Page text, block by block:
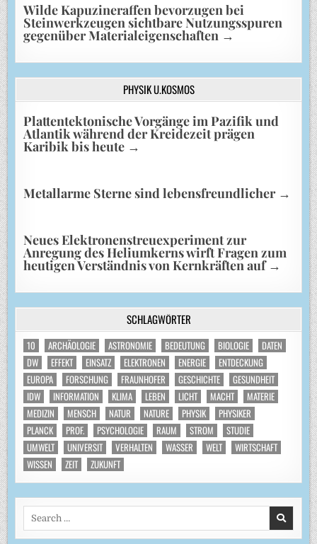
Wilde Kapuzineraffen bevorzugen bei
Steinwerkzeugen sichtbare Nutzungsspuren
gegenüber Materialeigenschaften →
PHYSIK U.KOSMOS
Plattentektonische Vorgänge im Pazifik und
Atlantik während der Kreidezeit prägen
Karibik bis heute →
Metallarme Sterne sind lebensfreundlicher →
Neues Elektronenstreuexperiment zur
Anregung des Heliumkerns wirft Fragen zum
heutigen Verständnis von Kernkräften auf →
SCHLAGWÖRTER
10 ARCHÄOLOGIE ASTRONOMIE BEDEUTUNG BIOLOGIE
DATEN
DW
EFFEKT EINSATZ ELEKTRONEN ENERGIE
ENTDECKUNG
EUROPA
FORSCHUNG FRAUNHOFER GESCHICHTE
GESUNDHEIT
IDW
INFORMATION KLIMA LEBEN LICHT MACHT
MATERIE
MEDIZIN
MENSCH NATUR NATURE PHYSIK
PHYSIKER
PLANCK
PROF. PSYCHOLOGIE RAUM STROM
STUDIE
UMWELT
UNIVERSIT VERHALTEN WASSER WELT
WIRTSCHAFT
WISSEN
ZEIT ZUKUNFT